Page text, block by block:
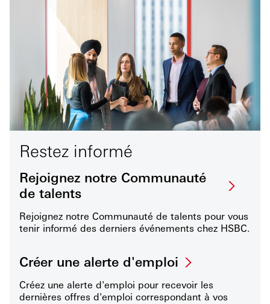
Restez informé
Rejoignez notre Communauté
de talents
Rejoignez notre Communauté de talents pour vous
tenir informé des derniers événements chez HSBC.
Créer une alerte d'emploi
Créez une alerte d'emploi pour recevoir les
dernières offres d'emploi correspondant à vos